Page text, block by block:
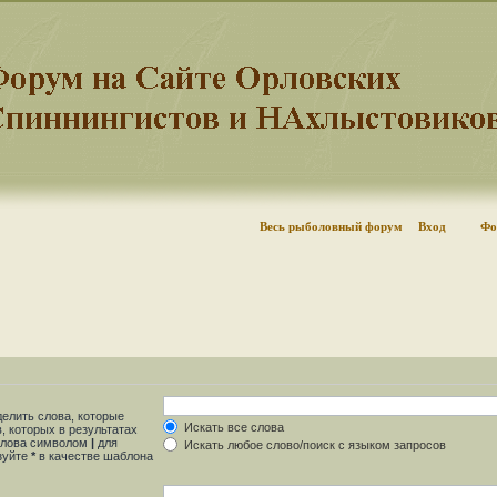
Весь рыболовный форум Вход
слова, которые
которых в результатах
символом | для
* в качестве шаблона
Искать все слова
Искать любое слово/поиск с языком запросов